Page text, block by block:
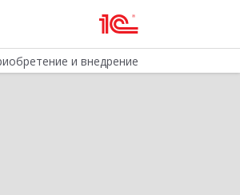
и внедрение